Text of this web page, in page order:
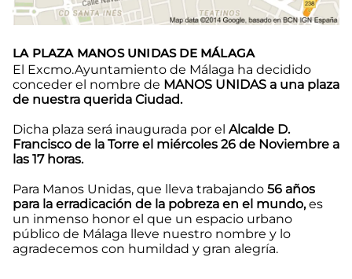
LA PLAZA MANOS UNIDAS DE MÁLAGA
El Excmo.Ayuntamiento de Málaga ha decidido
conceder el nombre de MANOS UNIDAS a una plaza
de nuestra querida Ciudad.
Dicha plaza será inaugurada por el Alcalde D.
Francisco de la Torre el miércoles 26 de Noviembre a
las 17 horas.
Para Manos Unidas, que lleva trabajando 56 años
para la erradicación de la pobreza en el mundo,es
un inmenso honor el que un espacio urbano
público de Málaga lleve nuestro nombre y lo
agradecemos con humildad y gran alegría.